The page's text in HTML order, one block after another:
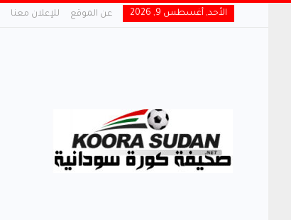
الأحد, أغسطس 9, 2026 عن الموقع للإعلان معنا